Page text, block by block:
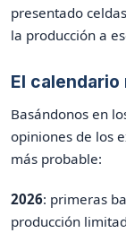
presentado
la producción a
El calendario
Basándonos en
opiniones de los
más probable:
2026: primeras
producción